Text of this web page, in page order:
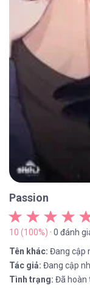
Passion
10 (100%) · 0 đánh
Tên khác: Đang cập
Tác giả: Đang cập
Tình trạng: Đã hoàn